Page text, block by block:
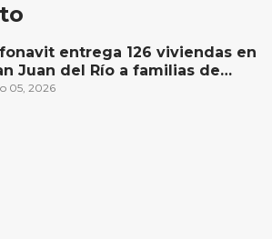
entrega 126 viviendas en
Juan del Río a familias de
ingresos
05, 2026